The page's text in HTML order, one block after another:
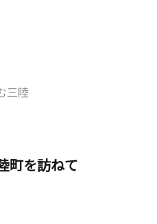
三陸
町を訪ねて